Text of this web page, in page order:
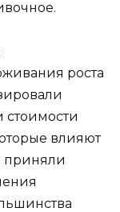
роста
стоимости
влияют
приняли